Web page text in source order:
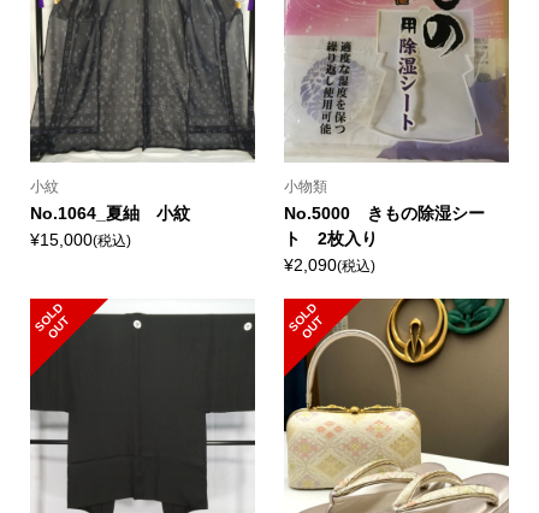
小紋
No.1064_夏紬 小紋
¥15,000(税込)
小物類
No.5000 きもの除湿シー
ト 2枚入り
¥2,090(税込)
S
O
L
D
O
U
T S
O
L
D
O
U
T